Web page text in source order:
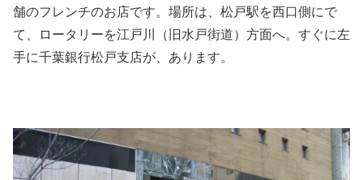
舗のフレンチのお店です。場所は、松戸駅を西口側にで
て、ロータリーを江戸川（旧水戸街道）方面へ。すぐに左
手に千葉銀行松戸支店が、あります。